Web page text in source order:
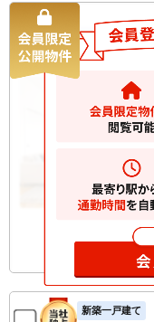
中古マンション
新築一戸建て